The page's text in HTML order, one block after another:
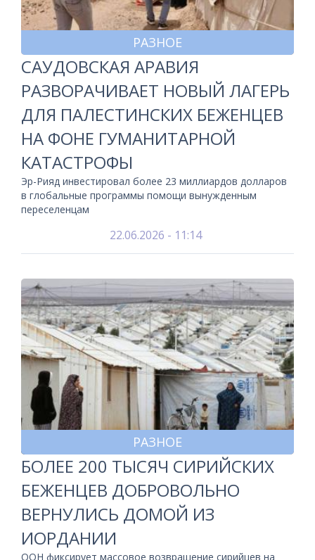
РАЗНОЕ
САУДОВСКАЯ АРАВИЯ
РАЗВОРАЧИВАЕТ НОВЫЙ ЛАГЕРЬ
ДЛЯ ПАЛЕСТИНСКИХ БЕЖЕНЦЕВ
НА ФОНЕ ГУМАНИТАРНОЙ
КАТАСТРОФЫ
Эр-Рияд инвестировал более 23 миллиардов долларов
в глобальные программы помощи вынужденным
переселенцам
22.06.2026 - 11:14
РАЗНОЕ
БОЛЕЕ 200 ТЫСЯЧ СИРИЙСКИХ
БЕЖЕНЦЕВ ДОБРОВОЛЬНО
ВЕРНУЛИСЬ ДОМОЙ ИЗ
ИОРДАНИИ
ООН фиксирует массовое возвращение сирийцев на